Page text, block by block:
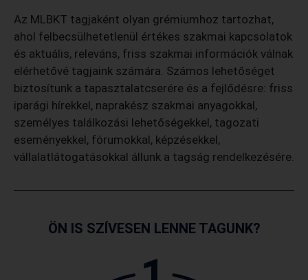
Az MLBKT tagjaként olyan grémiumhoz tartozhat,
ahol felbecsülhetetlenül értékes szakmai kapcsolatok
és aktuális, releváns, friss szakmai információk válnak
elérhetővé tagjaink számára. Számos lehetőséget
biztosítunk a tapasztalatcserére és a fejlődésre: friss
iparági hírekkel, naprakész szakmai anyagokkal,
személyes találkozási lehetőségekkel, tagozati
eseményekkel, fórumokkal, képzésekkel,
vállalatlátogatásokkal állunk a tagság rendelkezésére.
ÖN IS SZÍVESEN LENNE TAGUNK?